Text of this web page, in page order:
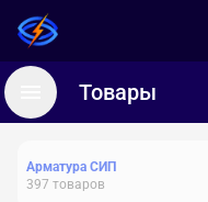
Товары
Арматура СИП
397 товаров